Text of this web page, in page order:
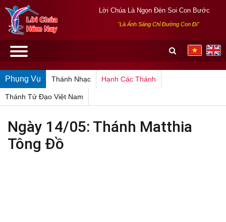
Lời Chúa Là Ngọn Đèn Soi Con Bước
"Là Ánh Sáng Chỉ Đường Con Đi"
Phụng Vụ Thánh Nhạc Hạnh Các Thánh
Thánh Tử Đạo Việt Nam
Ngày 14/05: Thánh Matthia
Tông Đồ